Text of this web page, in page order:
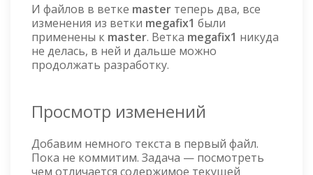
И файлов в ветке master теперь два, все
изменения из ветки megafix1 были
применены к master. Ветка megafix1 никуда
не делась, в ней и дальше можно
продолжать разработку.
Просмотр изменений
Добавим немного текста в первый файл.
Пока не коммитим. Задача — посмотреть
чем отличается содержимое текущей